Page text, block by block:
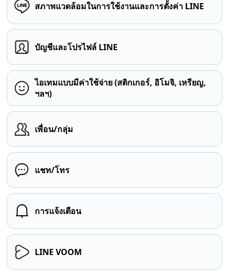
สภาพแวดล้อมในการใช้งานและการตั้งค่า LINE
บัญชีและโปรไฟล์ LINE
ไอเทมแบบมีค่าใช้จ่าย (สติกเกอร์, อิโมจิ, เหรียญ,
ฯลฯ)
เพื่อน/กลุ่ม
แชท/โทร
การแจ้งเตือน
LINE VOOM